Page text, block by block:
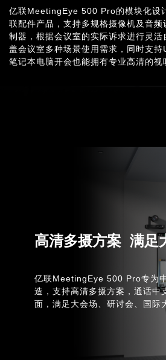
亿联MeetingEye 500 Pro的模块化设
联配件产品，支持多规格摄像机及音频
制器，根据会议室的实际诉求进行灵活
盖会议室多种场景使用需求，同时支持
笔记本电脑开会也能拥有专业高清的视
高清多摄方案 满足
亿联MeetingEye 500 Pro专为
造，支持高清多摄方案，通话中
面，满足大会场、研讨会、国际